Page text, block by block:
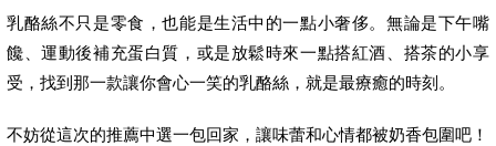
乳酪絲不只是零食，也能是生活中的一點小奢侈。無論是下午嘴
饞、運動後補充蛋白質，或是放鬆時來一點搭紅酒、搭茶的小享
受，找到那一款讓你會心一笑的乳酪絲，就是最療癒的時刻。
不妨從這次的推薦中選一包回家，讓味蕾和心情都被奶香包圍吧！